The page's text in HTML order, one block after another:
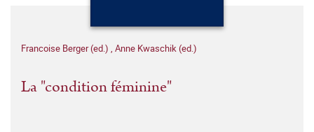
Francoise Berger (ed.) , Anne Kwaschik (ed.)
La "condition féminine"